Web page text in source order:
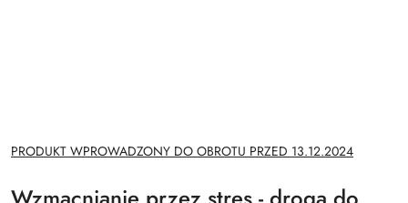
NAZWA
PRODUCENTA:
PRODUKT WPROWADZONY DO OBROTU PRZED 13.12.2024